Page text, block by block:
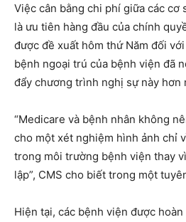
Việc cân bằng chi phí giữa các cơ
là ưu tiên hàng đầu của chính
được đề xuất hôm thứ Năm đối
bệnh ngoại trú của bệnh viện đã
đẩy chương trình nghị sự này hơn
“Medicare và bệnh nhân không
cho một xét nghiệm hình ảnh chỉ
trong môi trường bệnh viện thay
lập”, CMS cho biết trong một
Hiện tại, các bệnh viện được